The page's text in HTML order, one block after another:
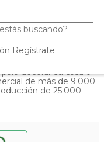
Regístrate
concebida en
punto de venta de
se ha
decorar su casa o
de más de 9.000
de 25.000